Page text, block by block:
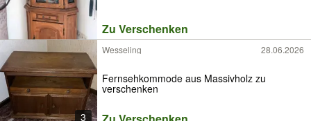
Zu Verschenken
3
Wesseling 28.06.2026
Fernsehkommode aus Massivholz zu
verschenken